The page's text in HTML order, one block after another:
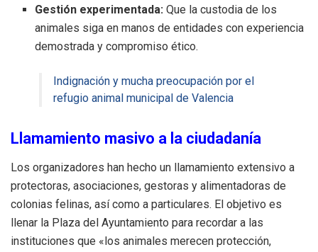
Gestión experimentada: Que la custodia de los
animales siga en manos de entidades con experiencia
demostrada y compromiso ético.
Indignación y mucha preocupación por el
refugio animal municipal de Valencia
Llamamiento masivo a la ciudadanía
Los organizadores han hecho un llamamiento extensivo a
protectoras, asociaciones, gestoras y alimentadoras de
colonias felinas, así como a particulares. El objetivo es
llenar la Plaza del Ayuntamiento para recordar a las
instituciones que «los animales merecen protección,